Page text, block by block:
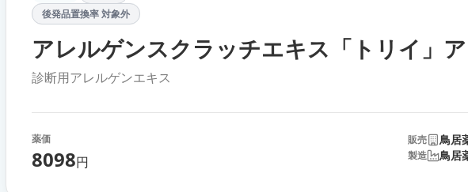
後発品置換率 対象外
アレルゲンスクラッチエキス「トリイ」
診断用アレルゲンエキス
薬価
8098円
販売 鳥居
製造 鳥居